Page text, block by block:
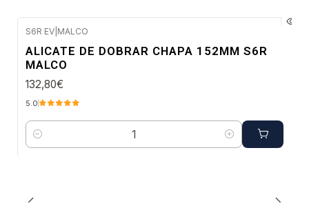
S6R EV MALCO
ALICATE DE DOBRAR CHAPA 152MM S6R
MALCO
132,80€
5.0
Quantidade